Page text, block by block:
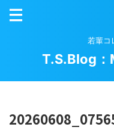
若輩コ
T.S.Blog：